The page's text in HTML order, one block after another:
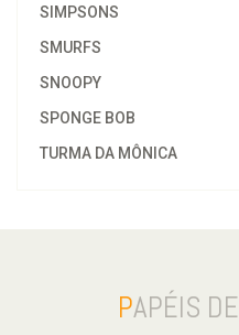
SIMPSONS
SMURFS
SNOOPY
SPONGE BOB
TURMA DA MÔNICA
PAPÉIS DE